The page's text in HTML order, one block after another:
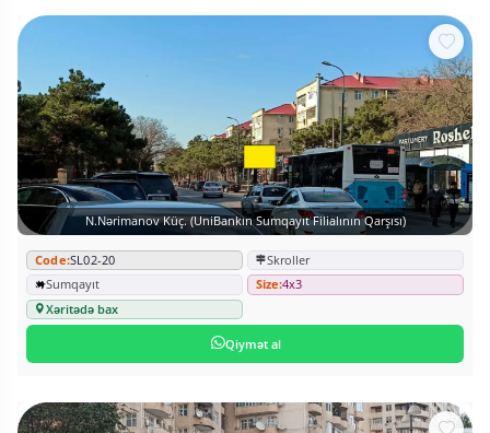
N.Nərimanov Küç. (UniBankın Sumqayıt Filialının Qarşısı)
Code:SL02-20
Skroller
Sumqayıt
Size:4x3
Xəritədə bax
Qiymət al